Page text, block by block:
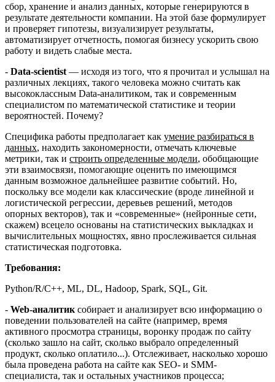
сбор, хранение и анализ данных, которые генерируются в
результате деятельности компании. На этой базе формулирует
и проверяет гипотезы, визуализирует результаты,
автоматизирует отчетность, помогая бизнесу ускорить свою
работу и видеть слабые места.
- Data-scientist— исходя из того, что я прочитал и услышал на
различных лекциях, такого человека можно считать как
высококлассным Data-аналитиком, так и современным
специалистом по математической статистике и теории
вероятностей. Почему?
Специфика работы предполагает как умение разбираться в
данных, находить закономерности, отмечать ключевые
метрики, так и строить определенные модели, обобщающие
эти взаимосвязи, помогающие оценить по имеющимся
данным возможное дальнейшее развитие событий. Но,
поскольку все модели как классические (вроде линейной и
логистической регрессии, деревьев решений, методов
опорных векторов), так и «современные» (нейронные сети,
скажем) всецело основаны на статистических выкладках и
вычислительных мощностях, явно прослеживается сильная
статистическая подготовка.
Требования:
Python/R/C++, ML, DL, Hadoop, Spark, SQL, Git.
- Web-аналитиксобирает и анализирует всю информацию о
поведении пользователей на сайте (например, время
активного просмотра страницы, воронку продаж по сайту
(сколько зашло на сайт, сколько выбрало определенный
продукт, сколько оплатило...). Отслеживает, насколько хорошо
была проведена работа на сайте как SEO- и SMM-
специалиста, так и остальных участников процесса;